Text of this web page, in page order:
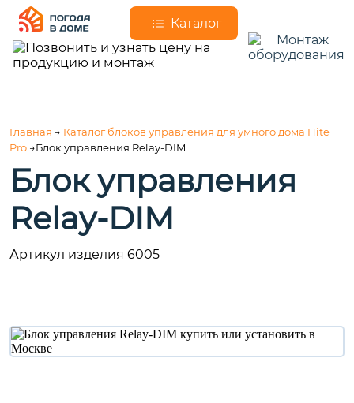
Каталог
Главная → Каталог блоков управления для умного дома Hite
Pro →Блок управления Relay-DIM
Блок управления
Relay-DIM
Артикул изделия 6005